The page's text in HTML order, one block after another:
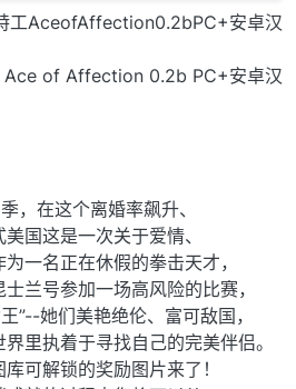
工AceofAffection0.2bPC+安卓汉
Ace of Affection 0.2b PC+安卓汉
，在这个离婚率飙升、
国这是一次关于爱情、
一名正在休假的拳击天才，
兰号参加一场高风险的比赛，
”--她们美艳绝伦、富可敌国，
里执着于寻找自己的完美伴侣。
可解锁的奖励图片来了！